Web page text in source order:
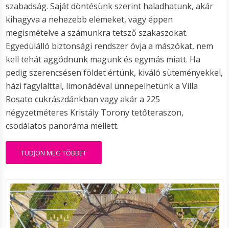
szabadság. Saját döntésünk szerint haladhatunk, akár
kihagyva a nehezebb elemeket, vagy éppen
megismételve a számunkra tetsző szakaszokat.
Egyedülálló biztonsági rendszer óvja a mászókat, nem
kell tehát aggódnunk magunk és egymás miatt. Ha
pedig szerencsésen földet értünk, kiváló süteményekkel,
házi fagylalttal, limonádéval ünnepelhetünk a Villa
Rosato cukrászdánkban vagy akár a 225
négyzetméteres Kristály Torony tetőteraszon,
csodálatos panoráma mellett.
TUDJON MEG TÖBBET